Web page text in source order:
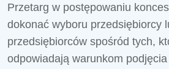
Przetarg w postępowaniu
dokonać wyboru przedsiębiorcy
przedsiębiorców spośród tych,
odpowiadają warunkom